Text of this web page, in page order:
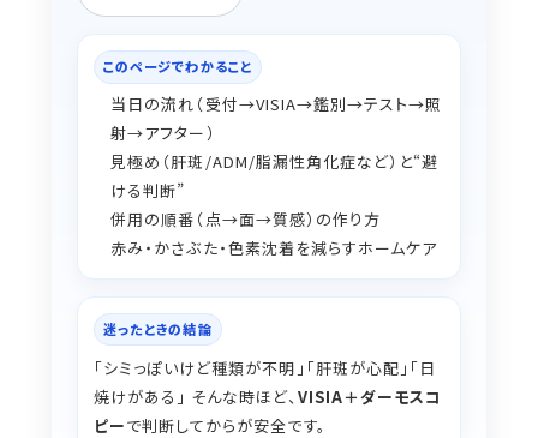
このページでわかること
当日の流れ（受付→VISIA→鑑別→テスト→照
射→アフター）
見極め（肝斑/ADM/脂漏性角化症など）と“避
ける判断”
併用の順番（点→面→質感）の作り方
赤み・かさぶた・色素沈着を減らすホームケア
迷ったときの結論
「シミっぽいけど種類が不明」「肝斑が心配」「日
焼けがある」 そんな時ほど、 VISIA＋ダーモスコ
ピーで判断してからが安全です。